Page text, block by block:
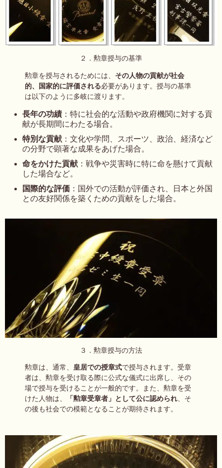
２．勲章授与の基準
勲章を授与されるためには、 その人物の貢献が社会
的、国家的に評価される必要があります。授与の基準
は以下のように多岐に渡ります。
長年の功績 ：特に社会的な活動や政府機関に対する貢
献が長期間にわたる場合。
特別な貢献 ：文化や学問、スポーツ、政治、経済など
の分野で顕著な成果をあげた場合。
命をかけた貢献 ：戦争や災害時に特に命を懸けて貢献
した場合など。
国際的な評価 ：国外での活動が評価され、日本と外国
との友好関係を築くための貢献をした場合。
３．勲章授与の方法
勲章は、通常、 皇居での授章式で授与されます。受章
者は、勲章を受け取る際に公式な儀式に出席し、その
場で授与を受けることが一般的です。また、勲章を受
けた人物は、
「勲章受章者」として公に認められ、そ
の後も社会での模範となることが期待されます。